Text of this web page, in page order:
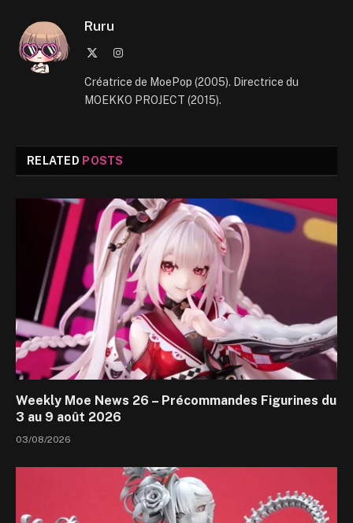
Ruru
Instagram
Créatrice de MoePop (2005). Directrice du
MOEKKO PROJECT (2015).
RELATED POSTS
Weekly Moe News 26 – Précommandes Figurines du
3 au 9 août 2026
03/08/2026